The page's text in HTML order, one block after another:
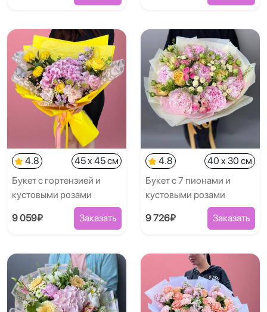
4.8
45 x 45 см
Букет с гортензией и
кустовыми розами
9 059₽ Заказать
4.8
40 x 30 см
Букет с 7 пионами и
кустовыми розами
9 726₽ Заказать